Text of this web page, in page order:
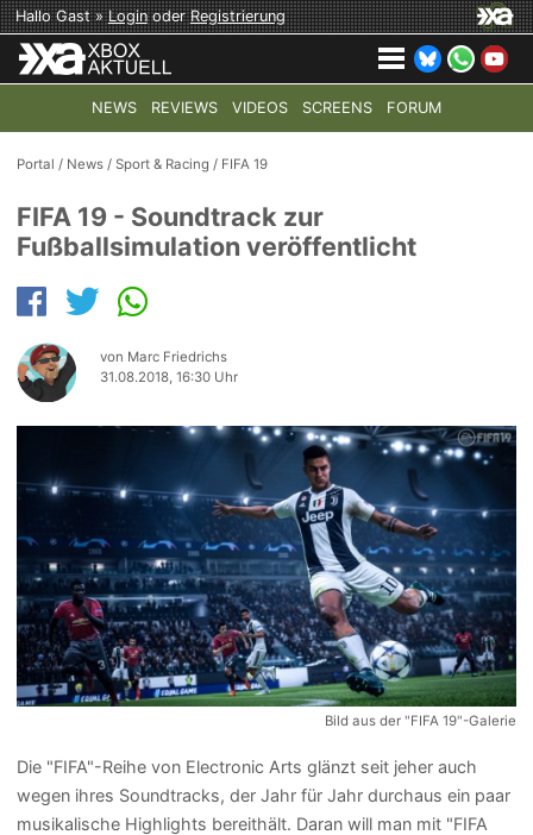
Hallo Gast »LoginoderRegistrierung
NEWS REVIEWS VIDEOS SCREENS FORUM
TOP-THEMEN: COD: MODERN WARFARE 4 HALO:
Portal / News /Sport & Racing / FIFA 19
FIFA 19 - Soundtrack zur
Fußballsimulation veröffentlicht
von Marc Friedrichs
31.08.2018, 16:30 Uhr
Bild aus der "FIFA 19"-Galerie
Die "FIFA"-Reihe von Electronic Arts glänzt seit jeher auch
wegen ihres Soundtracks, der Jahr für Jahr durchaus ein paar
musikalische Highlights bereithält. Daran will man mit "FIFA